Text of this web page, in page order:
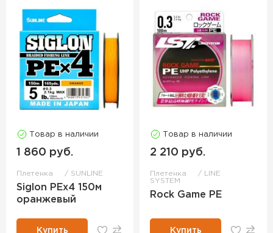
Товар в наличии
1 860 руб.
Плетенка SUNLINE
Siglon PEx4 150м
оранжевый
Купить
Товар в наличии
2 210 руб.
Плетенка
LINE
SYSTEM
Rock Game PE
Купить